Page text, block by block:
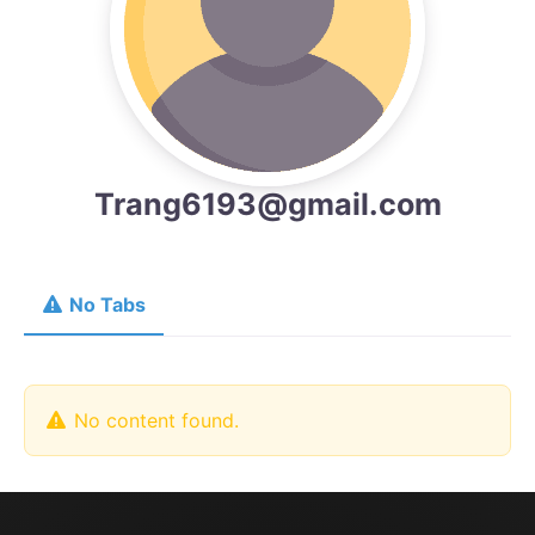
Trang6193@gmail.com
No Tabs
No content found.